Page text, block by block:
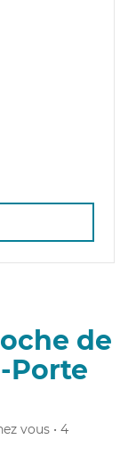
de
Porte
vous • 4